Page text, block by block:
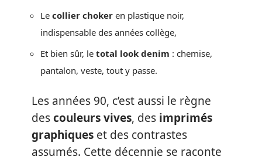
Le collier choker en plastique noir,
indispensable des années collège,
Et bien sûr, le total look denim : chemise,
pantalon, veste, tout y passe.
Les années 90, c’est aussi le règne
descouleurs vives, des imprimés
graphiques et des contrastes
assumés. Cette décennie se raconte